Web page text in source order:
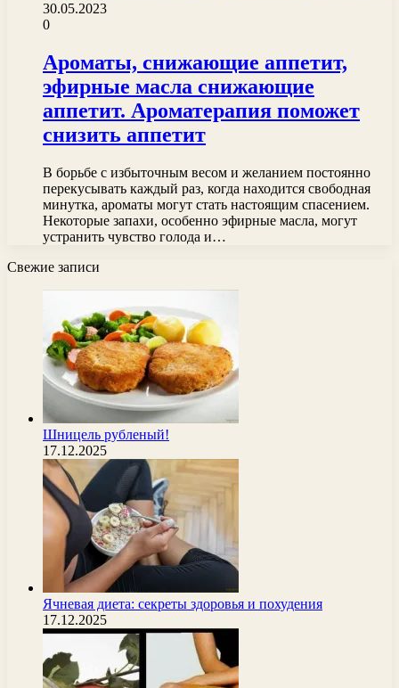
30.05.2023
0
Ароматы, снижающие аппетит,
эфирные масла снижающие
аппетит. Ароматерапия поможет
снизить аппетит
В борьбе с избыточным весом и желанием постоянно
перекусывать каждый раз, когда находится свободная
минутка, ароматы могут стать настоящим спасением.
Некоторые запахи, особенно эфирные масла, могут
устранить чувство голода и…
Свежие записи
Шницель рубленый!
17.12.2025
Ячневая диета: секреты здоровья и похудения
17.12.2025